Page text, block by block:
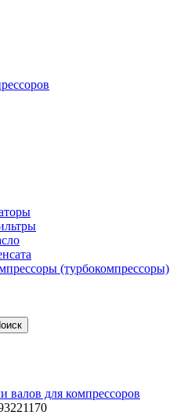
(турбокомпрессоры)
валов для компрессоров